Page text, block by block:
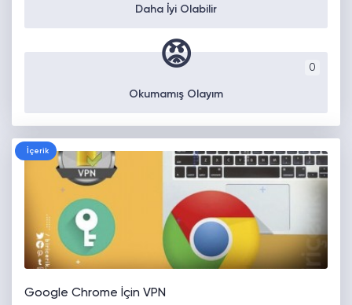
Daha İyi Olabilir
0
😡
Okumamış Olayım
İçerik
Google Chrome İçin VPN